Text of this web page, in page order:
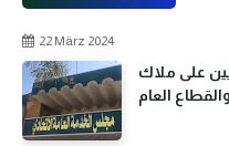
22 März 2024
على ملاك